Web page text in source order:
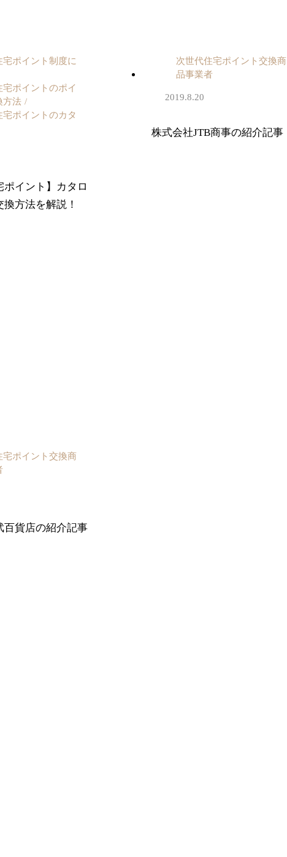
宅ポイント制度に
宅ポイントのポイ
方法
宅ポイントのカタ
ポイント】カタロ
方法を解説！
次世代住宅ポイント交換商
品事業者
2019.8.20
株式会社JTB商事の紹介記事
宅ポイント交換商
百貨店の紹介記事